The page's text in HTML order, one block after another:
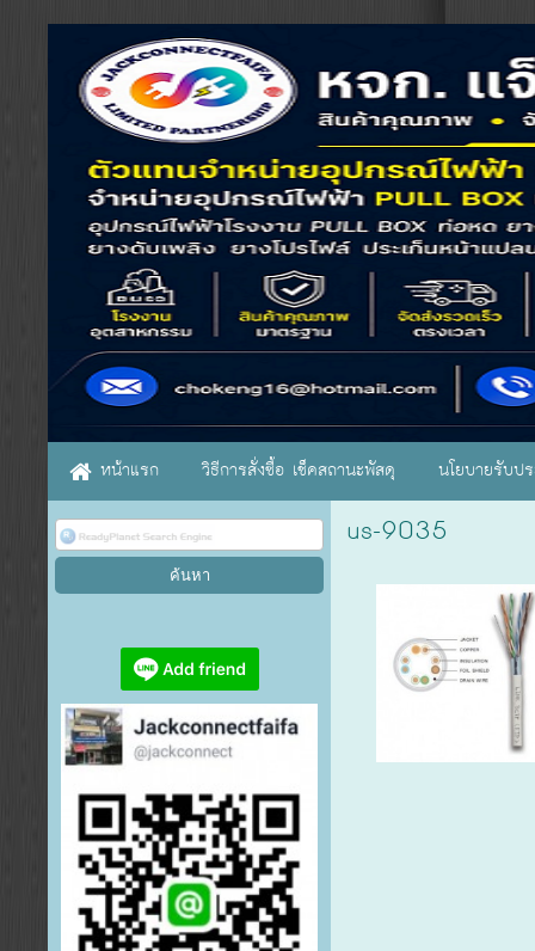
หน้าแรก วิธีการสั่งซื้อ เช็คสถานะพัสดุ นโยบายรับป
us-9035